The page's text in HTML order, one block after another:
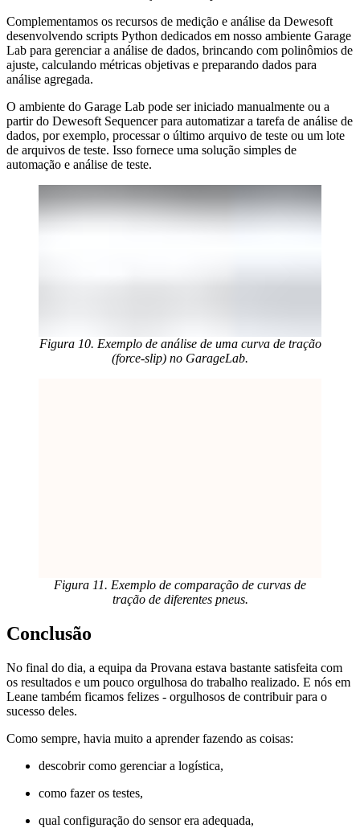
Complementamos os recursos de medição e análise da Dewesoft
desenvolvendo scripts Python dedicados em nosso ambiente Garage
Lab para gerenciar a análise de dados, brincando com polinômios de
ajuste, calculando métricas objetivas e preparando dados para
análise agregada.
O ambiente do Garage Lab pode ser iniciado manualmente ou a
partir do Dewesoft Sequencer para automatizar a tarefa de análise de
dados, por exemplo, processar o último arquivo de teste ou um lote
de arquivos de teste. Isso fornece uma solução simples de
automação e análise de teste.
Figura 10. Exemplo de análise de uma curva de tração
(force-slip) no GarageLab.
Figura 11. Exemplo de comparação de curvas de
tração de diferentes pneus.
Conclusão
No final do dia, a equipa da Provana estava bastante satisfeita com
os resultados e um pouco orgulhosa do trabalho realizado. E nós em
Leane também ficamos felizes - orgulhosos de contribuir para o
sucesso deles.
Como sempre, havia muito a aprender fazendo as coisas:
descobrir como gerenciar a logística,
como fazer os testes,
qual configuração do sensor era adequada,